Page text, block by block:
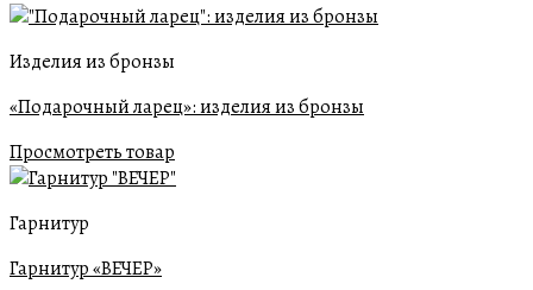
Изделия из бронзы
«Подарочный ларец»: изделия из бронзы
Просмотреть товар
Гарнитур
Гарнитур «ВЕЧЕР»